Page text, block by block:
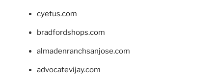
cyetus.com
bradfordshops.com
almadenranchsanjose.com
advocatevijay.com